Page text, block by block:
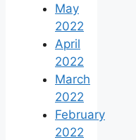
May
2022
April
2022
March
2022
February
2022